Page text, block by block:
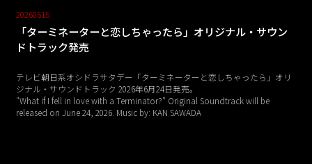
20260515
「ターミネーターと恋しちゃったら」オリジナル・サウン
ドトラック発売
テレビ朝日系オシドラサタデー「ターミネーターと恋しちゃったら」オリ
ジナル・サウンドトラック 2026年6月24日発売。
"What if I fell in love with a Terminator?" Original Soundtrack will be
released on June 24, 2026. Music by: KAN SAWADA